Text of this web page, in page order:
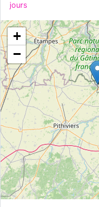
jours
+
−